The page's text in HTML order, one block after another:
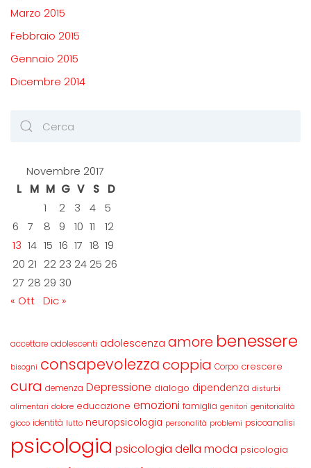
Marzo 2015
Febbraio 2015
Gennaio 2015
Dicembre 2014
Novembre 2017
L
M M G V S
D
1
2 3 4
5
6
7 8 9 10 11
12
13 14 15 16 17 18 19
20 21 22 23 24 25 26
27 28 29 30
« Ott Dic »
accettare adolescenti adolescenza amore benessere
bisogni consapevolezzacoppia Corpo crescere
cura demenza Depressione dialogo dipendenza disturbi
alimentari dolore educazione emozioni famiglia genitori genitorialità
gioco identità lutto neuropsicologia personalità problemi psicoanalisi
psicologia psicologia della moda psicologia